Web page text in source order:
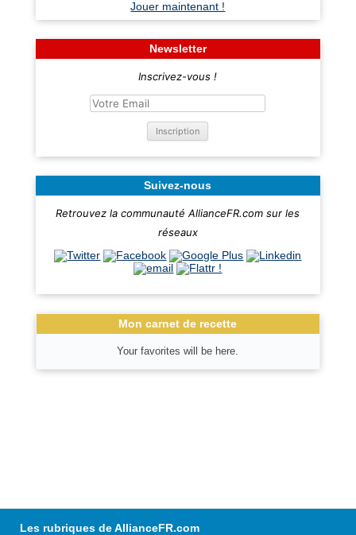
Jouer maintenant !
Newsletter
Inscrivez-vous !
Suivez-nous
Retrouvez la communauté AllianceFR.com sur les
réseaux
Mon carnet de recette
Your favorites will be here.
Les rubriques de AllianceFR.com